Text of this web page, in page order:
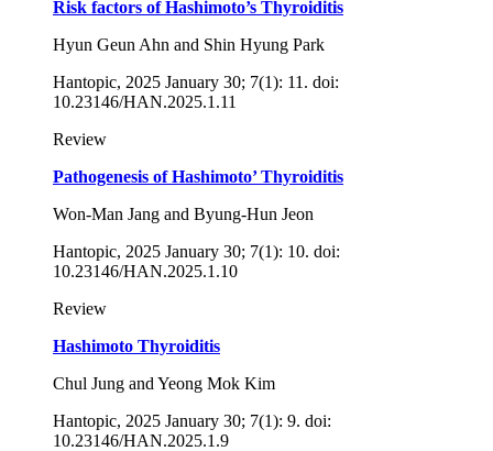
Risk factors of Hashimoto’s Thyroiditis
Hyun Geun Ahn and Shin Hyung Park
Hantopic, 2025 January 30; 7(1): 11. doi:
10.23146/HAN.2025.1.11
Review
Pathogenesis of Hashimoto’ Thyroiditis
Won-Man Jang and Byung-Hun Jeon
Hantopic, 2025 January 30; 7(1): 10. doi:
10.23146/HAN.2025.1.10
Review
Hashimoto Thyroiditis
Chul Jung and Yeong Mok Kim
Hantopic, 2025 January 30; 7(1): 9. doi:
10.23146/HAN.2025.1.9